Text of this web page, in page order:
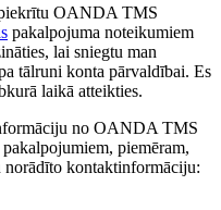
OANDA TMS
pakalpojuma noteikumiem
lai sniegtu man
tālruni konta pārvaldībai. Es
laikā atteikties.
no OANDA TMS
piemēram,
kontaktinformāciju: